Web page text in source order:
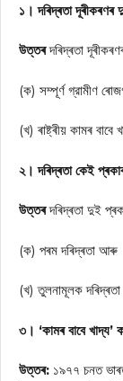
১। দৰিদ্ৰতা দূৰীকৰণৰ
উত্তৰদৰিদ্ৰতা
(ক) সম্পূর্ণ গ্রামীণ
(খ) ৰাষ্ট্ৰীয় কামৰ
২। দৰিদ্ৰতা কেই
উত্তৰদৰিদ্ৰতা দুই
(ক) পৰম দৰিদ্ৰতা আৰু
(খ) তুলনামূলক
৩। ‘কামৰ বাবে খাদ্য’
উত্তৰ: ১৯৭৭ চনত